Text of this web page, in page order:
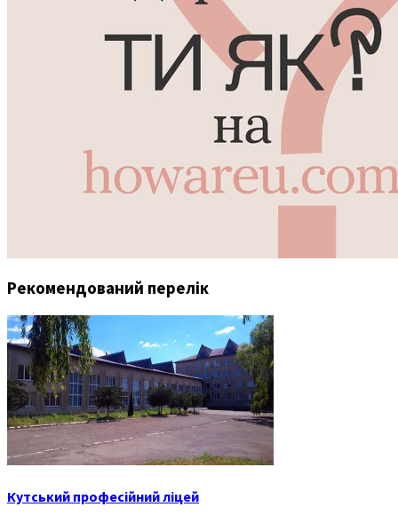
Рекомендований перелік
Кутський професійний ліцей